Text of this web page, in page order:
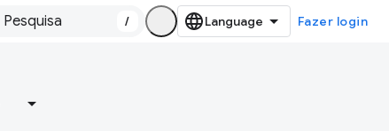
/ Fazer login